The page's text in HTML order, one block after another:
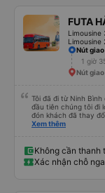
FUTA
Limousine
Limousine
Nút
1 giờ
Nút giao
Tôi đã đi từ Ninh
đầu tiên chúng tôi đi
đón khách đã thay
báo qua email.
phút. Khi xe buýt
chăm sóc khách
giường ngủ thoải
Xem thêm
Không cần thanh
Xác nhận chỗ